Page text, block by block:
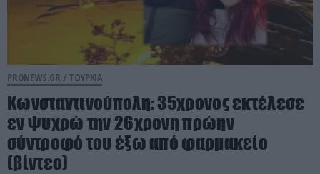
PRONEWS.GR / ΤΟΥΡΚΙΑ
Κωνσταντινούπολη: 35χρονος εκτέλεσε
εν ψυχρώ την 26χρονη πρώην
σύντροφό του έξω από φαρμακείο
(βίντεο)